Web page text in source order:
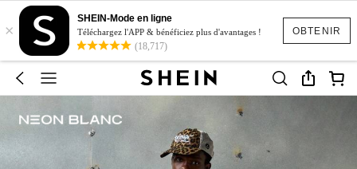
OBTENIR
×
SHEIN-Mode en ligne
Téléchargez l'APP & bénéficiez plus d'avantages !
(18,717)